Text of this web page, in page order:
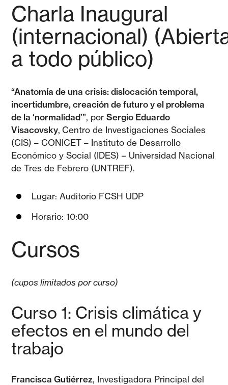
Charla Inaugural
(internacional)
a todo público)
“Anatomía de una crisis: dislocación temporal,
incertidumbre, creación de futuro y el problema
de la ‘normalidad’”, porSergio Eduardo
Visacovsky, Centro de Investigaciones Sociales
(CIS) – CONICET – Instituto de Desarrollo
Económico y Social (IDES) – Universidad Nacional
de Tres de Febrero (UNTREF).
Lugar: Auditorio FCSH UDP
Horario: 10:00
Cursos
(cupos limitados por curso)
Curso 1: Crisis climática y
efectos en el mundo del
trabajo
Francisca Gutiérrez, Investigadora Principal del